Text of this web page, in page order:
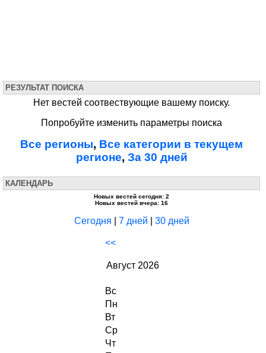
РЕЗУЛЬТАТ ПОИСКА
Нет вестей соотвествующие вашему поиску.
Попробуйте изменить параметры поиска
Все регионы, Все категории в текущем
регионе, За 30 дней
КАЛЕНДАРЬ
Новых вестей сегодня: 2
Новых вестей вчера: 16
Сегодня 7 дней 30 дней
<<
Август 2026
Вс
Пн
Вт
Ср
Чт